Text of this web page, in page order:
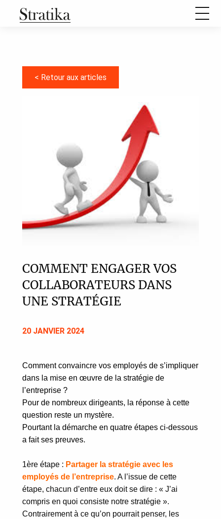
projet stratégique ?
Nos formations
Nos articles
< Retour aux articles
COMMENT ENGAGER VOS
COLLABORATEURS DANS
UNE STRATÉGIE
20 JANVIER 2024
Comment convaincre vos employés de s’impliquer
dans la mise en œuvre de la stratégie de
l’entreprise ?
Pour de nombreux dirigeants, la réponse à cette
question reste un mystère.
Pourtant la démarche en quatre étapes ci-dessous
a fait ses preuves.
1ère étape : Partager la stratégie avec les
employés de l’entreprise. A l’issue de cette
étape, chacun d’entre eux doit se dire : « J’ai
compris en quoi consiste notre stratégie ».
Contrairement à ce qu’on pourrait penser, les